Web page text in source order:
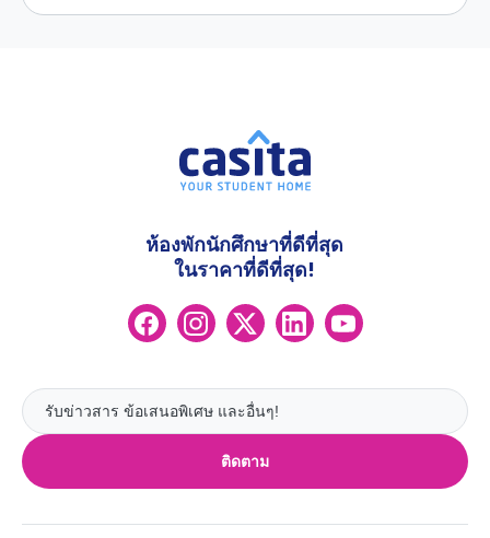
ติดตาม
ห้องพักนักศึกษาที่ดีที่สุด
ในราคาที่ดีที่สุด!